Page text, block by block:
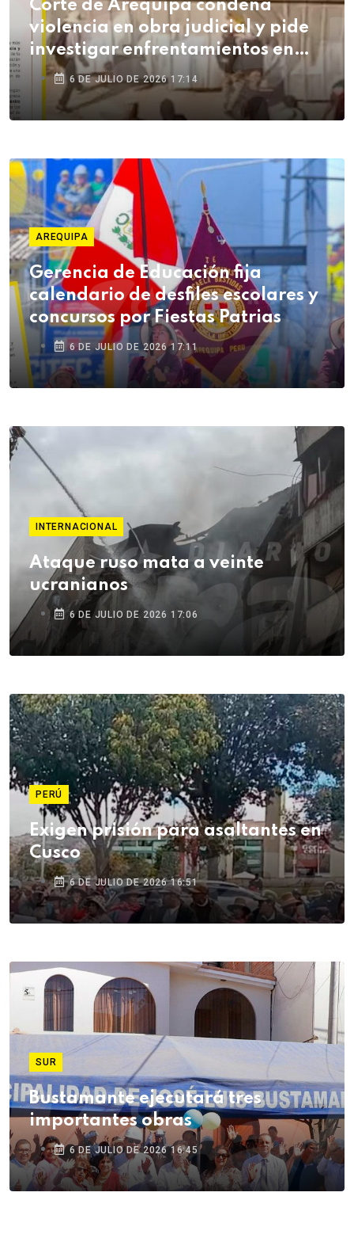
Corte de Arequipa condena
violencia en obra judicial y pide
investigar enfrentamientos en
Cerro Colorado
6 DE JULIO DE 2026 17:14
AREQUIPA
Gerencia de Educación fija
calendario de desfiles escolares y
concursos por Fiestas Patrias
6 DE JULIO DE 2026 17:11
INTERNACIONAL
Ataque ruso mata a veinte
ucranianos
6 DE JULIO DE 2026 17:06
PERÚ
Exigen prisión para asaltantes en
Cusco
6 DE JULIO DE 2026 16:51
SUR
Bustamante ejecutará tres
importantes obras
6 DE JULIO DE 2026 16:45